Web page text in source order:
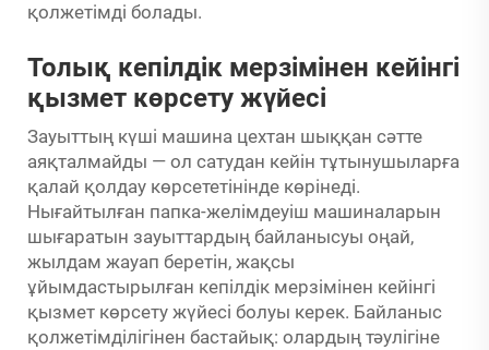
қолжетімді болады.
Толық кепілдік мерзімінен кейінгі
қызмет көрсету жүйесі
Зауыттың күші машина цехтан шыққан сәтте
аяқталмайды — ол сатудан кейін тұтынушыларға
қалай қолдау көрсететінінде көрінеді.
Нығайтылған папка-желімдеуіш машиналарын
шығаратын зауыттардың байланысуы оңай,
жылдам жауап беретін, жақсы
ұйымдастырылған кепілдік мерзімінен кейінгі
қызмет көрсету жүйесі болуы керек. Байланыс
қолжетімділігінен бастайық: олардың тәулігіне